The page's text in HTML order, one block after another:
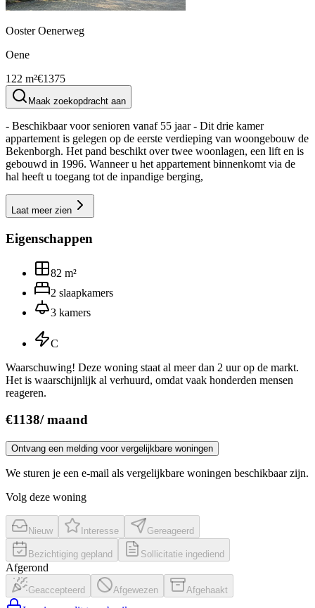
Ooster Oenerweg
Oene
122 m²€1375
Maak zoekopdracht aan
- Beschikbaar voor senioren vanaf 55 jaar - Dit drie kamer
appartement is gelegen op de eerste verdieping van woongebouw de
Bekenborgh. Het pand beschikt over twee woonlagen, een lift en is
gebouwd in 1996. Wanneer u het appartement binnenkomt via de
hal heeft u toegang tot de inpandige berging,
Laat meer zien
Eigenschappen
82 m²
2 slaapkamers
3 kamers
C
Waarschuwing! Deze woning staat al meer dan 2 uur op de markt.
Het is waarschijnlijk al verhuurd, omdat vaak honderden mensen
reageren.
€1138/maand
Ontvang een melding voor vergelijkbare woningen
We sturen je een e-mail als vergelijkbare woningen beschikbaar zijn.
Volg deze woning
Nieuw Interesse Gereageerd
Bezichtiging gepland Sollicitatie ingediend
Afgerond
Geaccepteerd Afgewezen Afgehaakt